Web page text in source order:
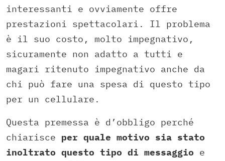
interessanti e ovviamente offre
prestazioni spettacolari. Il problema
è il suo costo, molto impegnativo,
sicuramente non adatto a tutti e
magari ritenuto impegnativo anche da
chi può fare una spesa di questo tipo
per un cellulare.
Questa premessa è d’obbligo perché
chiarisce per quale motivo sia stato
inoltrato questo tipo di messaggio e